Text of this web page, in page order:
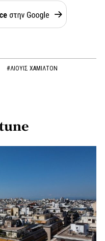
#ΛΙΟΥΙΣ ΧΑΜΙΛΤΟΝ